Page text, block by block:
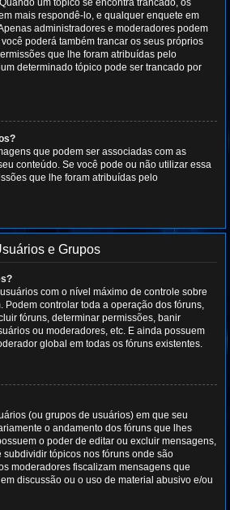
um tópico se encontra trancado, os
mais respondê-lo, e qualquer enquete em
administradores e moderadores podem
poderá também trancar os seus próprios
que lhe foram atribuídas pelo
determinado tópico pode ser trancado por
que podem ser associadas com as
conteúdo. Se você pode ou não utilizar essa
que lhe foram atribuídas pelo
e Grupos
com o nível máximo de controle sobre
Podem controlar toda a operação dos fóruns,
fóruns, determinar permissões, banir
ou moderadores, etc. E ainda possuem
global em todas os fóruns existentes.
(ou grupos de usuários) em que seu
o andamento dos fóruns que lhes
o poder de editar ou excluir mensagens,
subdividir tópicos nos fóruns onde são
moderadores fiscalizam mensagens que
discussão ou o uso de material abusivo e/ou